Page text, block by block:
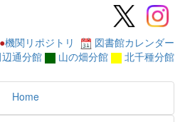
●機関リポジトリ
図書館カレンダー
辺通分館 山の畑分館 北千種分館
Home